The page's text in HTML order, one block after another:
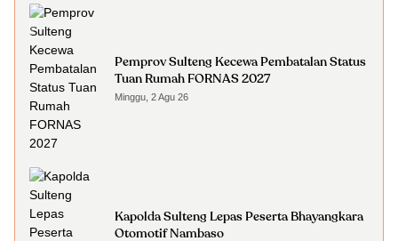
Pemprov Sulteng Kecewa Pembatalan Status
Tuan Rumah FORNAS 2027
Minggu, 2 Agu 26
Kapolda Sulteng Lepas Peserta Bhayangkara
Otomotif Nambaso